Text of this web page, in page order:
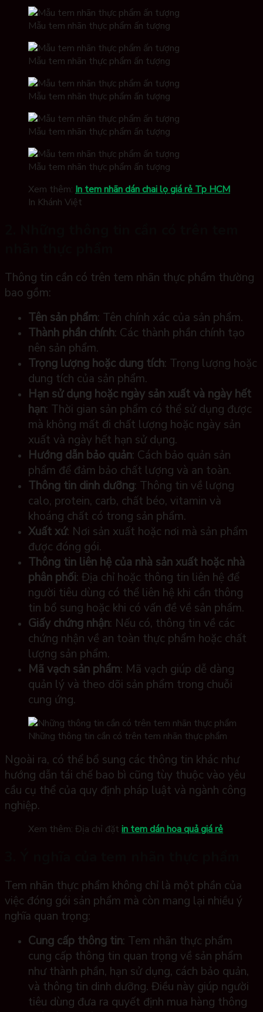
Mẫu tem nhãn thực phẩm ấn tượng
Mẫu tem nhãn thực phẩm ấn tượng
Mẫu tem nhãn thực phẩm ấn tượng
Mẫu tem nhãn thực phẩm ấn tượng
Mẫu tem nhãn thực phẩm ấn tượng
Xem thêm: In tem nhãn dán chai lọ giá rẻ Tp HCM
In Khánh Việt
Thông tin cần có trên tem nhãn thực phẩm thường
bao gồm:
Tên sản phẩm: Tên chính xác của sản phẩm.
Thành phần chính: Các thành phần chính tạo
nên sản phẩm.
Trọng lượng hoặc dung tích: Trọng lượng hoặc
dung tích của sản phẩm.
Hạn sử dụng hoặc ngày sản xuất và ngày hết
hạn: Thời gian sản phẩm có thể sử dụng được
mà không mất đi chất lượng hoặc ngày sản
xuất và ngày hết hạn sử dụng.
Hướng dẫn bảo quản: Cách bảo quản sản
phẩm để đảm bảo chất lượng và an toàn.
Thông tin dinh dưỡng: Thông tin về lượng
calo, protein, carb, chất béo, vitamin và
khoáng chất có trong sản phẩm.
Xuất xứ: Nơi sản xuất hoặc nơi mà sản phẩm
được đóng gói.
Thông tin liên hệ của nhà sản xuất hoặc nhà
phân phối: Địa chỉ hoặc thông tin liên hệ để
người tiêu dùng có thể liên hệ khi cần thông
tin bổ sung hoặc khi có vấn đề về sản phẩm.
Giấy chứng nhận: Nếu có, thông tin về các
chứng nhận về an toàn thực phẩm hoặc chất
lượng sản phẩm.
Mã vạch sản phẩm: Mã vạch giúp dễ dàng
quản lý và theo dõi sản phẩm trong chuỗi
cung ứng.
Những thông tin cần có trên tem nhãn thực phẩm
Ngoài ra, có thể bổ sung các thông tin khác như
hướng dẫn tái chế bao bì cũng tùy thuộc vào yêu
cầu cụ thể của quy định pháp luật và ngành công
nghiệp.
Xem thêm: Địa chỉ đặt in tem dán hoa quả giá rẻ
Tem nhãn thực phẩm không chỉ là một phần của
việc đóng gói sản phẩm mà còn mang lại nhiều ý
nghĩa quan trọng:
Cung cấp thông tin: Tem nhãn thực phẩm
cung cấp thông tin quan trọng về sản phẩm
như thành phần, hạn sử dụng, cách bảo quản,
và thông tin dinh dưỡng. Điều này giúp người
tiêu dùng đưa ra quyết định mua hàng thông